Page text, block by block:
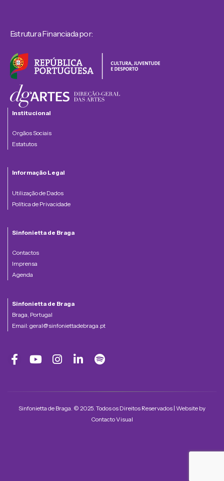
Estrutura Financiada por:
Institucional
Orgãos Sociais
Estatutos
Informação Legal
Utilização de Dados
Política de Privacidade
Sinfonietta de Braga
Contactos
Imprensa
Agenda
Sinfonietta de Braga
Braga, Portugal
Email: geral@sinfoniettadebraga.pt
Sinfonietta de Braga. © 2025. Todos os Direitos Reservados | Website by
Contacto Visual